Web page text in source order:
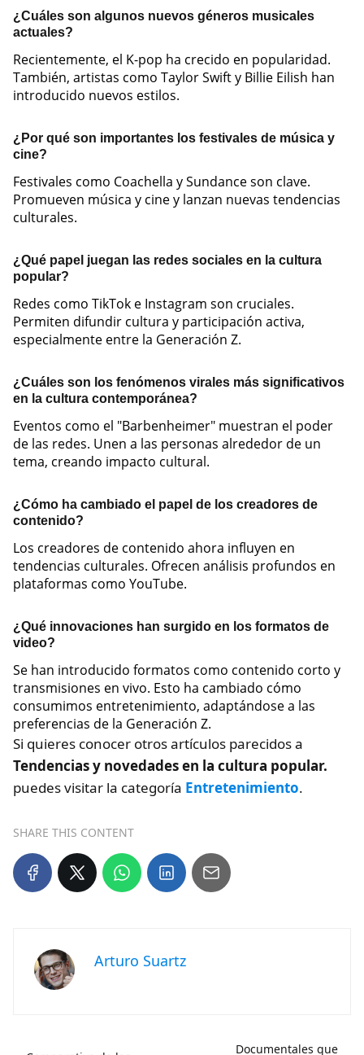
¿Cuáles son algunos nuevos géneros musicales
actuales?
Recientemente, el K-pop ha crecido en popularidad.
También, artistas como Taylor Swift y Billie Eilish han
introducido nuevos estilos.
¿Por qué son importantes los festivales de música y
cine?
Festivales como Coachella y Sundance son clave.
Promueven música y cine y lanzan nuevas tendencias
culturales.
¿Qué papel juegan las redes sociales en la cultura
popular?
Redes como TikTok e Instagram son cruciales.
Permiten difundir cultura y participación activa,
especialmente entre la Generación Z.
¿Cuáles son los fenómenos virales más significativos
en la cultura contemporánea?
Eventos como el "Barbenheimer" muestran el poder
de las redes. Unen a las personas alrededor de un
tema, creando impacto cultural.
¿Cómo ha cambiado el papel de los creadores de
contenido?
Los creadores de contenido ahora influyen en
tendencias culturales. Ofrecen análisis profundos en
plataformas como YouTube.
¿Qué innovaciones han surgido en los formatos de
video?
Se han introducido formatos como contenido corto y
transmisiones en vivo. Esto ha cambiado cómo
consumimos entretenimiento, adaptándose a las
preferencias de la Generación Z.
Si quieres conocer otros artículos parecidos a
Tendencias y novedades en la cultura popular.
puedes visitar la categoría Entretenimiento.
SHARE THIS CONTENT
Arturo Suartz
Documentales que